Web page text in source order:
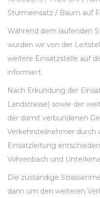
Sturmeinsatz / Baum auf
Während dem laufenden
wurden wir von der
weitere Einsatzstelle auf
informiert.
Nach Erkundung der
Landstrasse) sowie der
der damit verbundenen
Verkehrsteilnehmer durch
Einsatzleitung
Vöhrenbach und
Die zuständige
dann um den weiteren